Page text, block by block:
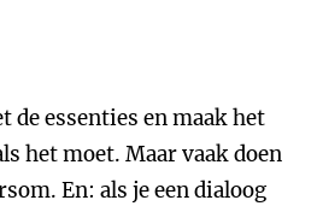
de essenties en maak het
het moet. Maar vaak doen
En: als je een dialoog